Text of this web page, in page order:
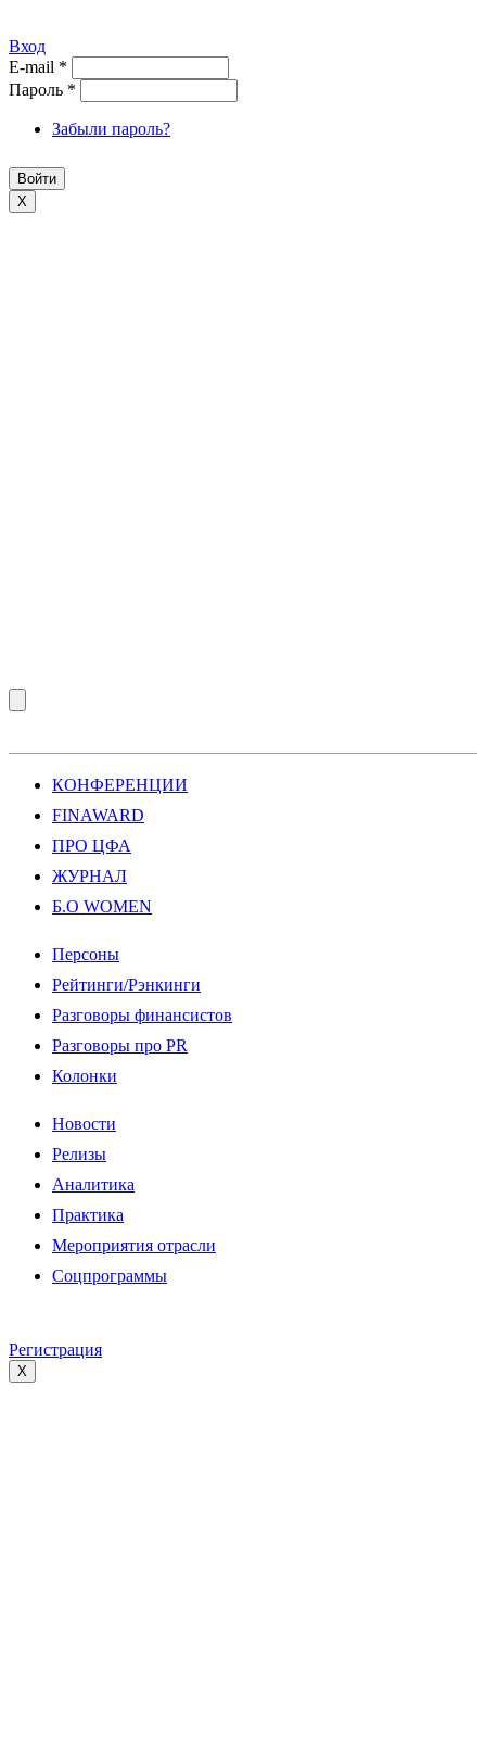
Вход
E-mail *
Пароль *
Забыли пароль?
X
КОНФЕРЕНЦИИ
FINAWARD
ПРО ЦФА
ЖУРНАЛ
Б.О WOMEN
Персоны
Рейтинги/Рэнкинги
Разговоры финансистов
Разговоры про PR
Колонки
Новости
Релизы
Аналитика
Практика
Мероприятия отрасли
Соцпрограммы
Регистрация
X